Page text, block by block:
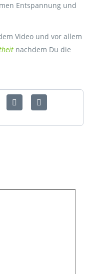
Entspannung und
Video und vor allem
nachdem Du die